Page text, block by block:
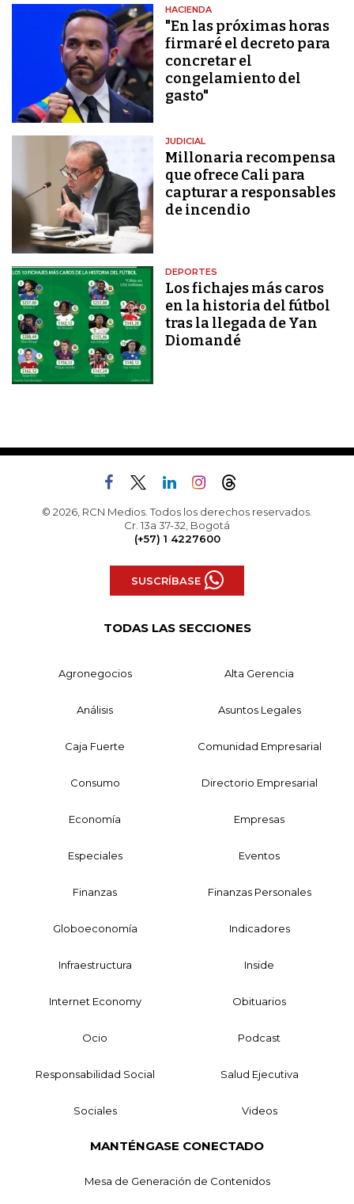
HACIENDA
"En las próximas horas
firmaré el decreto para
concretar el
congelamiento del
gasto"
JUDICIAL
Millonaria recompensa
que ofrece Cali para
capturar a responsables
de incendio
DEPORTES
Los fichajes más caros
en la historia del fútbol
tras la llegada de Yan
Diomandé
© 2026, RCN Medios. Todos los derechos reservados.
Cr. 13a 37-32, Bogotá
(+57) 1 4227600
SUSCRÍBASE
TODAS LAS SECCIONES
Agronegocios Alta Gerencia
Análisis Asuntos Legales
Caja Fuerte Comunidad Empresarial
Consumo Directorio Empresarial
Economía Empresas
Especiales Eventos
Finanzas Finanzas Personales
Globoeconomía Indicadores
Infraestructura Inside
Internet Economy Obituarios
Ocio Podcast
Responsabilidad Social Salud Ejecutiva
Sociales Videos
MANTÉNGASE CONECTADO
Mesa de Generación de Contenidos